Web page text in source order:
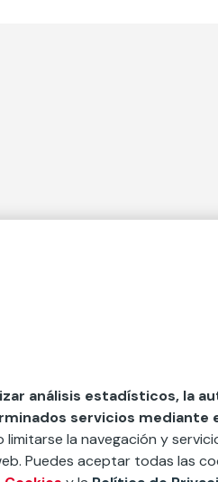
Nuestros Podcast
Sistema Interno de Información
análisis estadísticos, la
servicios mediante
la navegación y
Puedes aceptar todas las